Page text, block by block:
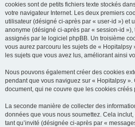
cookies sont de petits fichiers texte stockés
votre navigateur Internet. Les deux premiers
utilisateur (désigné ci-après par « user-id ») et
anonyme (désigné ci-après par « session-id
assignés par le logiciel phpBB. Un troisième
vous aurez parcouru les sujets de « Hopitalpsy
les sujets que vous avez lus, améliorant ainsi
Nous pouvons également créer des cookies
pendant que vous naviguez sur « Hopitalpsy ».
document, qui ne couvre que les cookies
La seconde manière de collecter des
données que vous nous soumettez. Cela
tant qu’invité (désignée ci-après par «